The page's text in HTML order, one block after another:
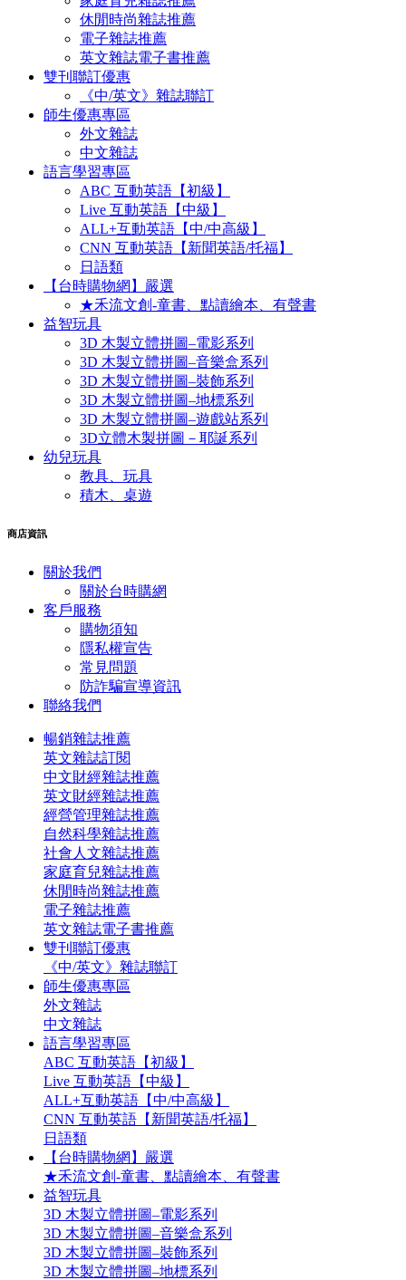
休閒時尚雜誌推薦
電子雜誌推薦
英文雜誌電子書推薦
雙刊聯訂優惠
《中/英文》雜誌聯訂
師生優惠專區
外文雜誌
中文雜誌
語言學習專區
ABC 互動英語【初級】
Live 互動英語【中級】
ALL+互動英語【中/中高級】
CNN 互動英語【新聞英語/托福】
日語類
【台時購物網】嚴選
★禾流文創-童書、點讀繪本、有聲書
益智玩具
3D 木製立體拼圖–電影系列
3D 木製立體拼圖–音樂盒系列
3D 木製立體拼圖–裝飾系列
3D 木製立體拼圖–地標系列
3D 木製立體拼圖–遊戲站系列
3D立體木製拼圖－耶誕系列
幼兒玩具
教具、玩具
積木、桌遊
商店資訊
關於我們
關於台時購網
客戶服務
購物須知
隱私權宣告
常見問題
​防詐騙宣導資訊
聯絡我們
暢銷雜誌推薦
英文雜誌訂閱
中文財經雜誌推薦
英文財經雜誌推薦
經營管理雜誌推薦
自然科學雜誌推薦
社會人文雜誌推薦
家庭育兒雜誌推薦
休閒時尚雜誌推薦
電子雜誌推薦
英文雜誌電子書推薦
雙刊聯訂優惠
《中/英文》雜誌聯訂
師生優惠專區
外文雜誌
中文雜誌
語言學習專區
ABC 互動英語【初級】
Live 互動英語【中級】
ALL+互動英語【中/中高級】
CNN 互動英語【新聞英語/托福】
日語類
【台時購物網】嚴選
★禾流文創-童書、點讀繪本、有聲書
益智玩具
3D 木製立體拼圖–電影系列
3D 木製立體拼圖–音樂盒系列
3D 木製立體拼圖–裝飾系列
3D 木製立體拼圖–地標系列